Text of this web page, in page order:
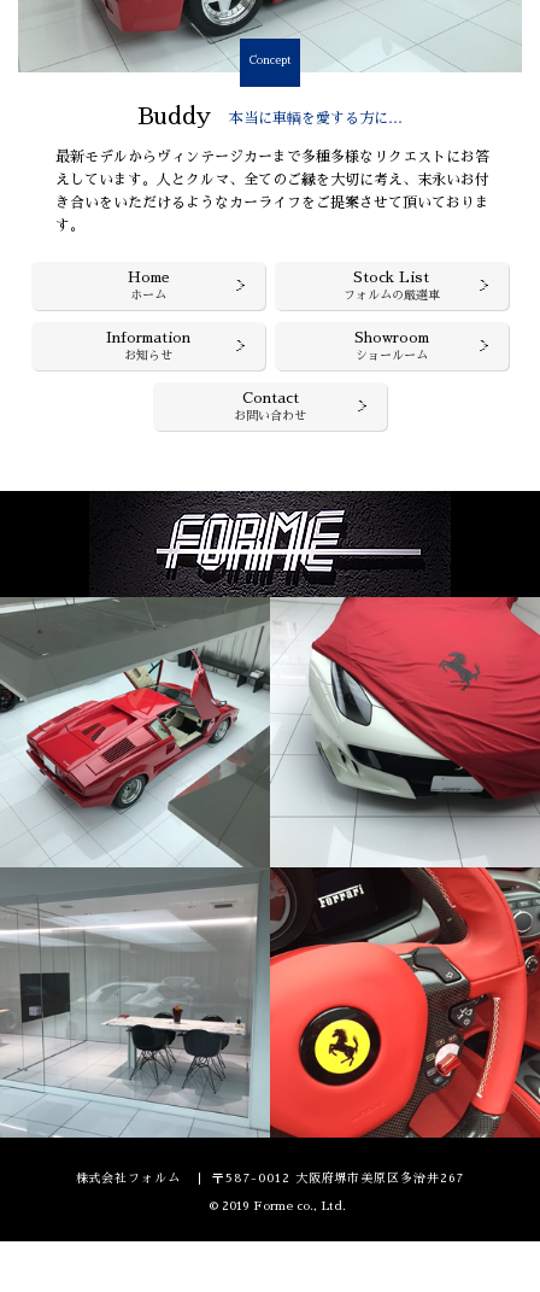
Concept
Buddy 本当に車輌を愛する方に…
最新モデルからヴィンテージカーまで多種多様なリクエストにお答
えしています。人とクルマ、全てのご縁を大切に考え、末永いお付
き合いをいただけるようなカーライフをご提案させて頂いておりま
す。
Home
ホーム
Stock List
フォルムの厳選車
Information
お知らせ
Showroom
ショールーム
Contact
お問い合わせ
株式会社フォルム 〒587-0012 大阪府堺市美原区多治井267
© 2019 Forme co., Ltd.